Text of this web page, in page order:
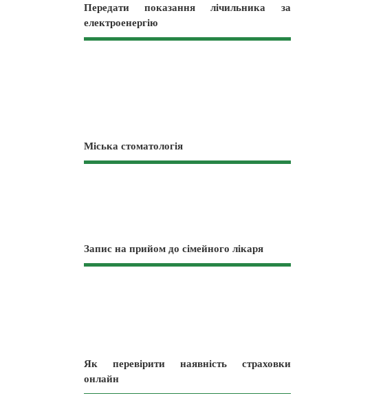
Передати показання лічильника за
електроенергію
Міська стоматологія
Запис на прийом до сімейного лікаря
Як перевірити наявність страховки
онлайн